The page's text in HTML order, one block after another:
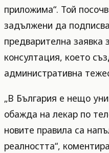
приложима“. Той
задължени да
предварителна заявка
консултация, което
административна
„В България е нещо
обажда на лекар по
новите правила са
реалността“,